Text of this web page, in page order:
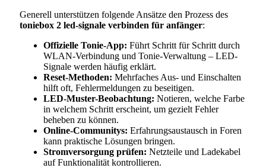
Generell unterstützen folgende Ansätze den Prozess des
toniebox 2 led-signale verbinden für anfänger:
Offizielle Tonie-App: Führt Schritt für Schritt durch
WLAN-Verbindung und Tonie-Verwaltung – LED-
Signale werden häufig erklärt.
Reset-Methoden: Mehrfaches Aus- und Einschalten
hilft oft, Fehlermeldungen zu beseitigen.
LED-Muster-Beobachtung: Notieren, welche Farbe
in welchem Schritt erscheint, um gezielt Fehler
beheben zu können.
Online-Communitys: Erfahrungsaustausch in Foren
kann praktische Lösungen bringen.
Stromversorgung prüfen: Netzteile und Ladekabel
auf Funktionalität kontrollieren.